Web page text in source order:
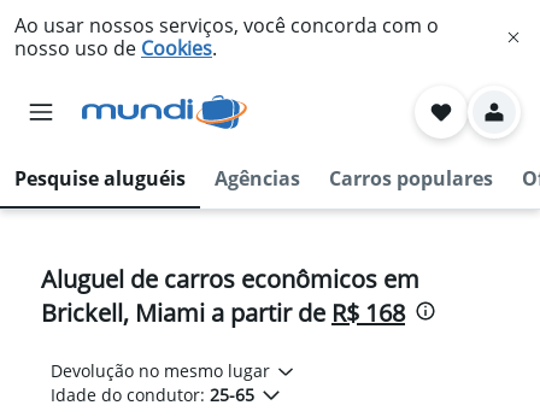
Ao usar nossos serviços, você concorda com o
nosso uso de Cookies.
Pesquise aluguéis Agências Carros populares
Aluguel de carros econômicos em
Brickell, Miami a partir de R$ 168
Devolução no mesmo lugar
Idade do condutor: 25-65